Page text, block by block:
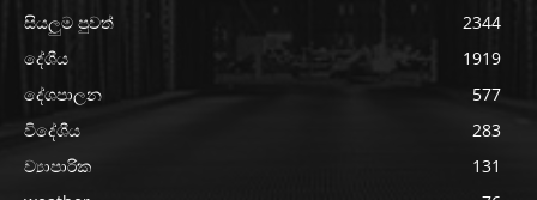
සියලුම පුවත්
2344
දේශීය
1919
දේශපාලන
577
විදේශීය
283
ව්‍යාපාරික
131